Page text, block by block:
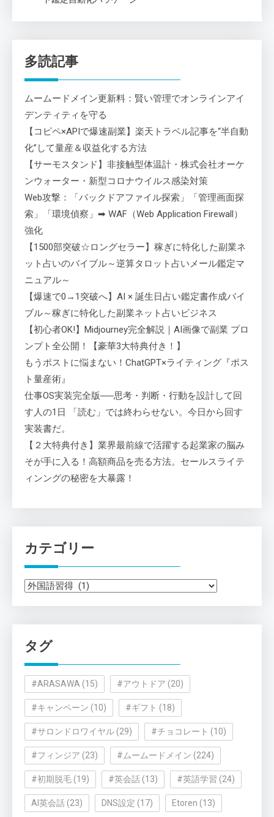
多読記事
ムームードメイン更新料：賢い管理でオンラインアイ
デンティティを守る
【コピペ×APIで爆速副業】楽天トラベル記事を“半自動
化”して量産＆収益化する方法
【サーモスタンド】非接触型体温計・株式会社オーケ
ンウォーター・新型コロナウイルス感染対策
Web攻撃：「バックドアファイル探索」「管理画面探
索」「環境偵察」➡ WAF（Web Application Firewall）
強化
【1500部突破☆ロングセラー】稼ぎに特化した副業ネ
ット占いのバイブル～逆算タロット占いメール鑑定マ
ニュアル～
【爆速で0→1突破へ】AI × 誕生日占い鑑定書作成バイ
ブル～稼ぎに特化した副業ネット占いビジネス
【初心者OK!】Midjourney完全解説｜AI画像で副業 プロ
ンプト全公開！【豪華3大特典付き！】
もうポストに悩まない！ChatGPT×ライティング『ポス
ト量産術』
仕事OS実装完全版──思考・判断・行動を設計して回
す人の1日 「読む」では終わらせない。今日から回す
実装書だ。
【２大特典付き】業界最前線で活躍する起業家の脳み
そが手に入る！高額商品を売る方法。セールスライテ
ィンングの秘密を大暴露！
カテゴリー
カ
ー
タグ
#ARASAWA (15) #アウトドア (20)
#キャンペーン (10) #ギフト (18)
#サロンドロワイヤル (29) #チョコレート (10)
#フィンジア (23) #ムームードメイン (224)
#初期脱毛 (19) #英会話 (13) #英語学習 (24)
AI英会話 (23) DNS設定 (17) Etoren (13)